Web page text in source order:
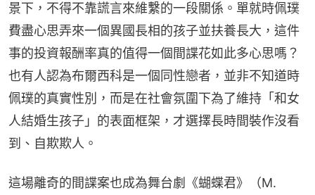
景下，不得不靠謊言來維繫的一段關係。單就時佩璞
費盡心思弄來一個異國長相的孩子並扶養長大，這件
事的投資報酬率真的值得一個間諜花如此多心思嗎？
也有人認為布爾西科是一個同性戀者，並非不知道時
佩璞的真實性別，而是在社會氛圍下為了維持「和女
人結婚生孩子」的表面框架，才選擇長時間裝作沒看
到、自欺欺人。
這場離奇的間諜案也成為舞台劇《蝴蝶君》（M.